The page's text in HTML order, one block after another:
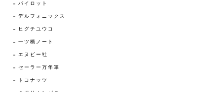
パイロット
デルフォニックス
ヒグチユウコ
一ツ橋ノート
エヌビー社
セーラー万年筆
トコナッツ